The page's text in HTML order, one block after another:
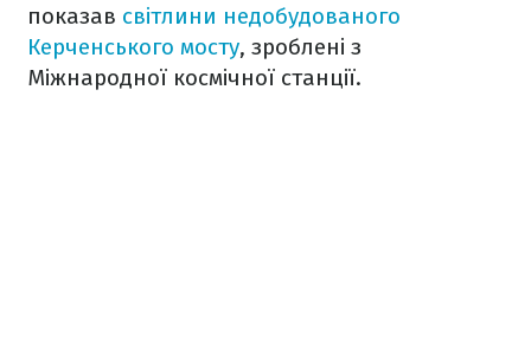
показав світлини недобудованого
Керченського мосту, зроблені з
Міжнародної космічної станції.